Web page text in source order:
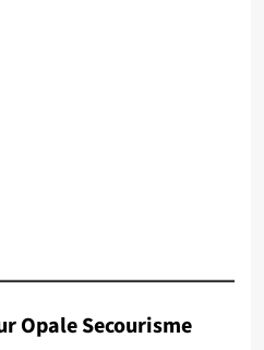
Opale Secourisme